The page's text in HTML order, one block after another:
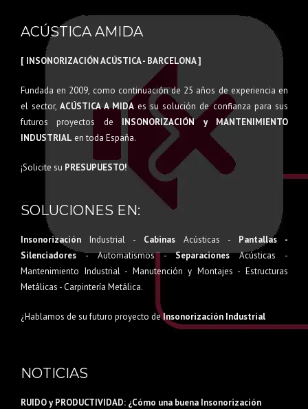
ACÚSTICA AMIDA
[ INSONORIZACIÓN ACÚSTICA - BARCELONA ]
Fundada en 2009, como continuación de 25 años de experiencia en
el sector,ACÚSTICA A MIDAes su solución de confianza para sus
futuros proyectos de INSONORIZACIÓN y MANTENIMIENTO
INDUSTRIAL en toda España.
¡Solicite su PRESUPUESTO!
SOLUCIONES EN:
Insonorización Industrial - Cabinas Acústicas - Pantallas -
Silenciadores- Automatismos -SeparacionesAcústicas -
Mantenimiento Industrial - Manutención y Montajes - Estructuras
Metálicas - Carpintería Metálica.
¿Hablamos de su futuro proyecto deInsonorización Industrial
NOTICIAS
RUIDO y PRODUCTIVIDAD: ¿Cómo una buena Insonorización